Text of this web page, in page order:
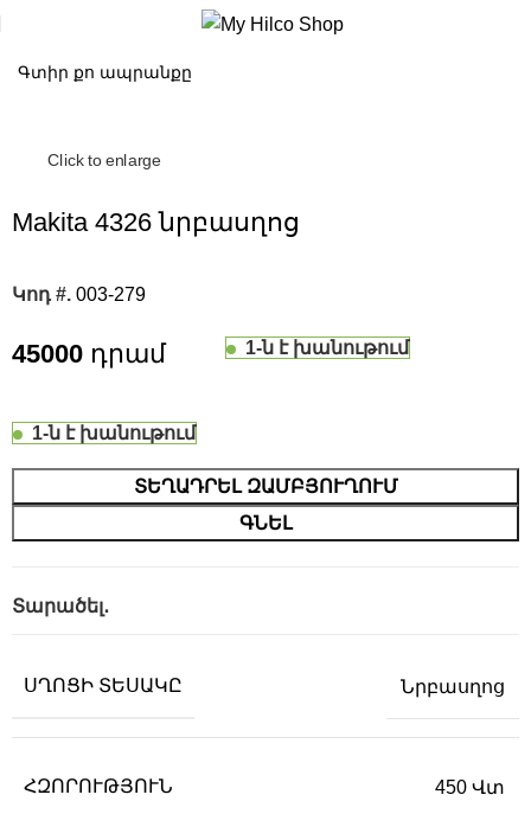
Click to enlarge
Makita 4326 նրբասղոց
Կոդ #. 003-279
45000 1-ն է խանութում
1-ն է խանութում
ՏԵՂԱԴՐԵԼ ԶԱՄԲՅՈՒՂՈՒՄ
ԳՆԵԼ
Տարածել․
ՍՂՈՑԻ ՏԵՍԱԿԸ Նրբասղոց
ՀԶՈՐՈՒԹՅՈՒՆ 450 Վտ